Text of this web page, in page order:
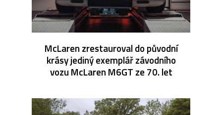
McLaren zrestauroval do původní
krásy jediný exemplář závodního
vozu McLaren M6GT ze 70. let